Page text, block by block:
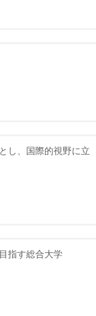
し、国際的視野に立
指す総合大学